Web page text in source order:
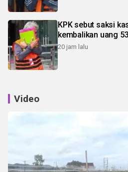
KPK sebut saksi
kembalikan uang
20 jam lalu
Video